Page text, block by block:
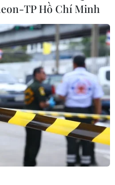
#nhà đầu tư
#gói thầu
TP Hồ Chí Minh